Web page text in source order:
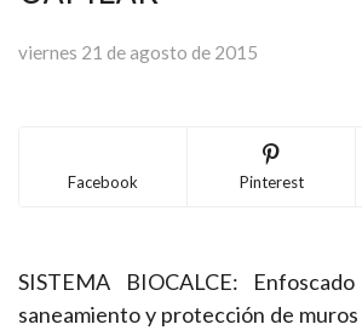
viernes 21 de agosto de 2015
Facebook Pinterest
SISTEMA BIOCALCE:
saneamiento y protección de